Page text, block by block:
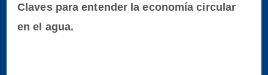
Claves para entender la economía circular
en el agua.